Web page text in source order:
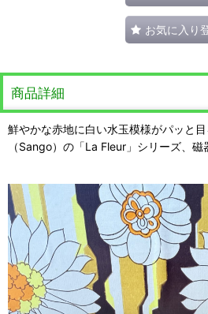
お気に入り
商品詳細
鮮やかな赤地に白い水玉模様がパッと
（Sango）の「La Fleur」シリーズ、磁